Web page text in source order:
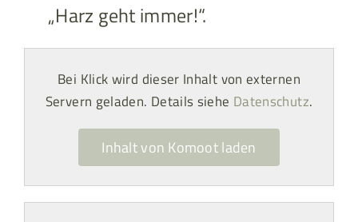
„Harz geht immer!“.
Bei Klick wird dieser Inhalt von externen
Servern geladen. Details siehe Datenschutz.
Inhalt von Komoot laden